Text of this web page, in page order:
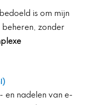
is om mijn
beheren, zonder
en nadelen van e-